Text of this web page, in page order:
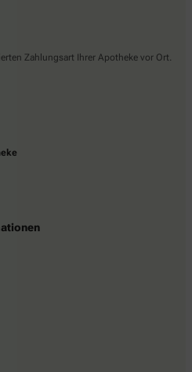
Zahlungsart Ihrer Apotheke vor Ort.